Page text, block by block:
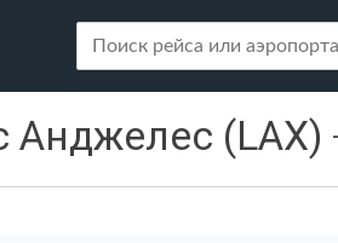
Анджелес (LAX)